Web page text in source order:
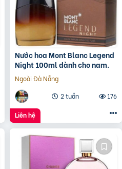
Nước hoa Mont Blanc Legend
Night 100ml dành cho nam.
Ngoài Đà Nẵng
2 tuần
176
Liên hệ